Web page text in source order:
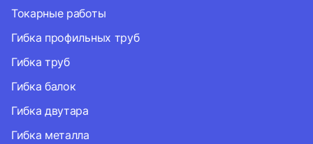
Токарные работы
Гибка профильных труб
Гибка труб
Гибка балок
Гибка двутара
Гибка металла